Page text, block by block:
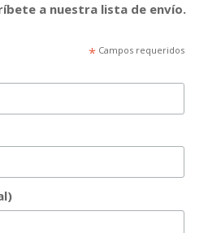
a nuestra lista de envío.
*Campos requeridos